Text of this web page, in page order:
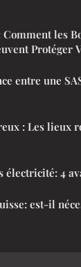
les
Protéger
entre une
: Les lieux
électricité: 4
est-il